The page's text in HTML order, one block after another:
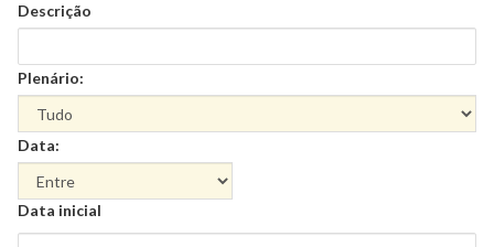
Descrição
Plenário:
Data:
Data
Data inicial